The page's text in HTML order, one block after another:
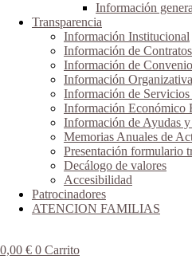
Información
Transparencia
Información Institucional
Información de Contratos
Información de
Información Organizativa
Información de
Información Económico
Información de Ayudas
Memorias Anuales de
Presentación formulario
Decálogo de valores
Accesibilidad
Patrocinadores
ATENCION FAMILIAS
0,00 € 0 Carrito